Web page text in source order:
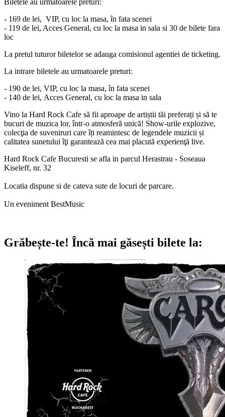
- 169 de lei, VIP, cu loc la masa, în fata scenei
- 119 de lei, Acces General, cu loc la masa in sala si 30 de bilete fara
loc
La pretul tuturor biletelor se adauga comisionul agentiei de ticketing.
La intrare biletele au urmatoarele preturi:
- 190 de lei, VIP, cu loc la masa, în fata scenei
- 140 de lei, Acces General, cu loc la masa in sala
Vino la Hard Rock Cafe să fii aproape de artiștii tăi preferați și să te
bucuri de muzica lor, într-o atmosferă unică! Show-urile explozive,
colecţia de suveniruri care îți reamintesc de legendele muzicii și
calitatea sunetului îţi garantează cea mai placută experienţă live.
Hard Rock Cafe Bucuresti se afla in parcul Herastrau - Soseaua
Kiseleff, nr. 32
Locatia dispune si de cateva sute de locuri de parcare.
Un eveniment BestMusic
Grăbește-te! Încă mai găsești bilete la: